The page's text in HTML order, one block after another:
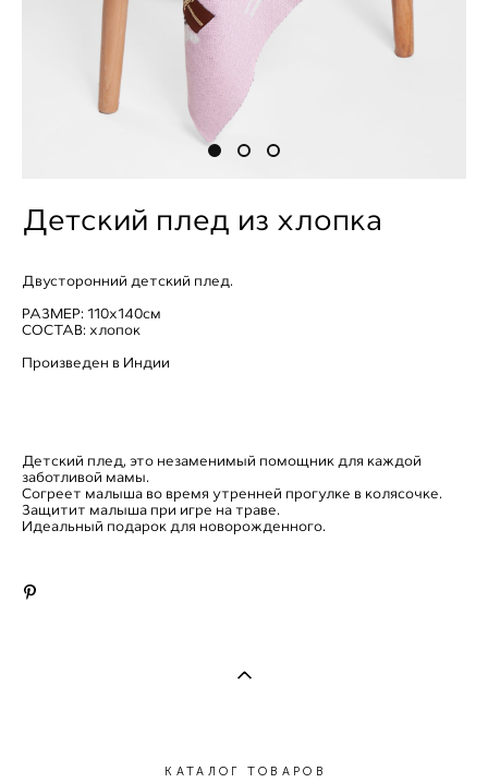
Детский плед из хлопка
Двусторонний детский плед.
РАЗМЕР: 110х140см
СОСТАВ: хлопок
Произведен в Индии
Детский плед, это незаменимый помощник для каждой
заботливой мамы.
Согреет малыша во время утренней прогулке в колясочке.
Защитит малыша при игре на траве.
Идеальный подарок для новорожденного.
КАТАЛОГ ТОВАРОВ